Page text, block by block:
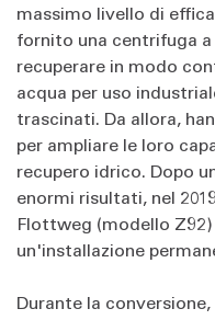
massimo livello di
fornito una centrifuga
recuperare in modo
acqua per uso
trascinati. Da allora,
per ampliare le loro
recupero idrico. Dopo
enormi risultati, nel
Flottweg (modello
un'installazione
Durante la